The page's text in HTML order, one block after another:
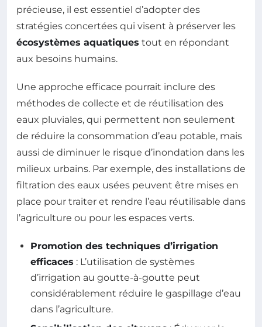
précieuse, il est essentiel d’adopter des
stratégies concertées qui visent à préserver les
écosystèmes aquatiques tout en répondant
aux besoins humains.
Une approche efficace pourrait inclure des
méthodes de collecte et de réutilisation des
eaux pluviales, qui permettent non seulement
de réduire la consommation d’eau potable, mais
aussi de diminuer le risque d’inondation dans les
milieux urbains. Par exemple, des installations de
filtration des eaux usées peuvent être mises en
place pour traiter et rendre l’eau réutilisable dans
l’agriculture ou pour les espaces verts.
Promotion des techniques d’irrigation
efficaces : L’utilisation de systèmes
d’irrigation au goutte-à-goutte peut
considérablement réduire le gaspillage d’eau
dans l’agriculture.